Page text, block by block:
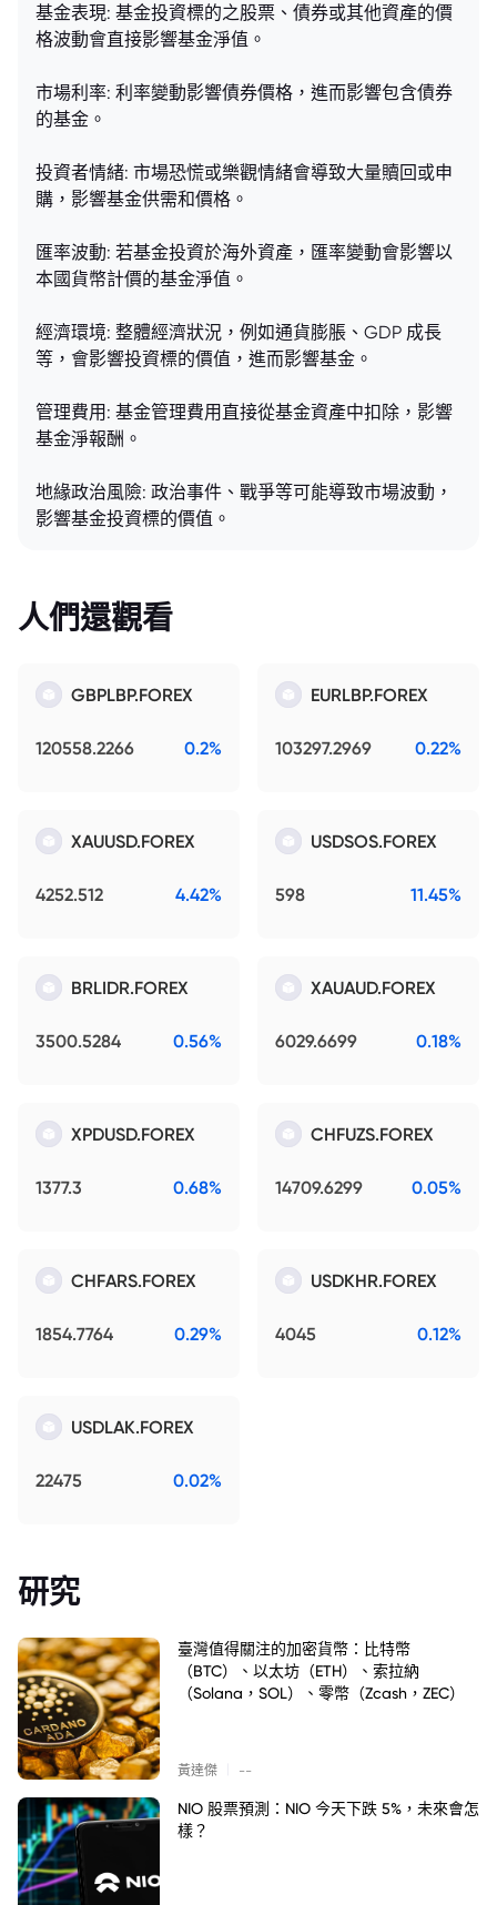
基金表現: 基金投資標的之股票、債券或其他資產的價
格波動會直接影響基金淨值。
市場利率: 利率變動影響債券價格，進而影響包含債券
的基金。
投資者情緒: 市場恐慌或樂觀情緒會導致大量贖回或申
購，影響基金供需和價格。
匯率波動: 若基金投資於海外資產，匯率變動會影響以
本國貨幣計價的基金淨值。
經濟環境: 整體經濟狀況，例如通貨膨脹、GDP 成長
等，會影響投資標的價值，進而影響基金。
管理費用: 基金管理費用直接從基金資產中扣除，影響
基金淨報酬。
地緣政治風險: 政治事件、戰爭等可能導致市場波動，
影響基金投資標的價值。
人們還觀看
GBPLBP.FOREX
120558.2266 0.2%
EURLBP.FOREX
103297.2969 0.22%
XAUUSD.FOREX
4252.512 4.42%
USDSOS.FOREX
598 11.45%
BRLIDR.FOREX
3500.5284 0.56%
XAUAUD.FOREX
6029.6699 0.18%
XPDUSD.FOREX
1377.3 0.68%
CHFUZS.FOREX
14709.6299 0.05%
CHFARS.FOREX
1854.7764 0.29%
USDKHR.FOREX
4045 0.12%
USDLAK.FOREX
22475 0.02%
研究
臺灣值得關注的加密貨幣：比特幣
（BTC）、以太坊（ETH）、索拉納
（Solana，SOL）、零幣（Zcash，ZEC）
黃達傑 --
NIO 股票預測：NIO 今天下跌 5%，未來會怎
樣？